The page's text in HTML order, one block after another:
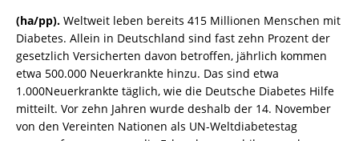
(ha/pp). Weltweit leben bereits 415 Millionen Menschen mit
Diabetes. Allein in Deutschland sind fast zehn Prozent der
gesetzlich Versicherten davon betroffen, jährlich kommen
etwa 500.000 Neuerkrankte hinzu. Das sind etwa
1.000Neuerkrankte täglich, wie die Deutsche Diabetes Hilfe
mitteilt. Vor zehn Jahren wurde deshalb der 14. November
von den Vereinten Nationen als UN-Weltdiabetestag